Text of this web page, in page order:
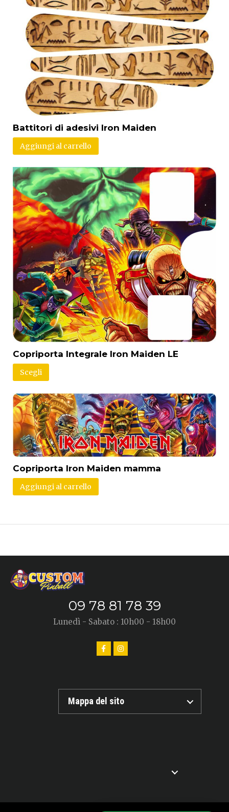
Battitori di adesivi Iron Maiden
Aggiungi al carrello
Copriporta Integrale Iron Maiden LE
Scegli
Copriporta Iron Maiden mamma
Aggiungi al carrello
09 78 81 78 39
Lunedì - Sabato : 10h00 - 18h00
Mappa del sito